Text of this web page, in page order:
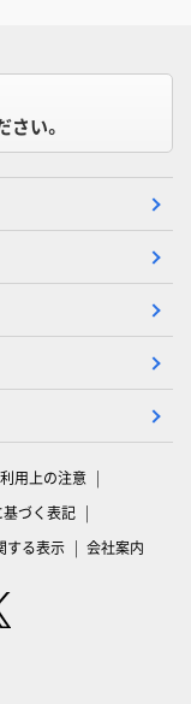
い。
用上の注意
づく表記
する表示 会社案内